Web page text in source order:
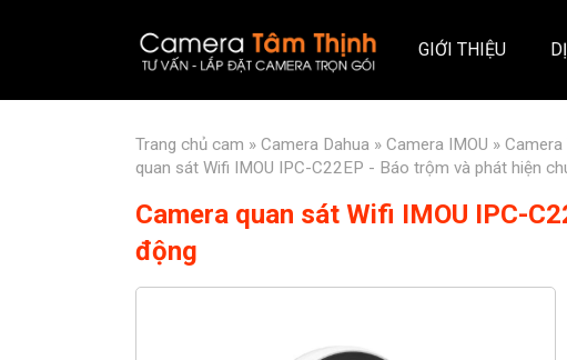
GIỚI THIỆU
Trang chủ cam » Camera Dahua » Camera IMOU » Camera
quan sát Wifi IMOU IPC-C22EP - Báo trộm và phát hiện
Camera quan sát Wifi IMOU IPC-
động